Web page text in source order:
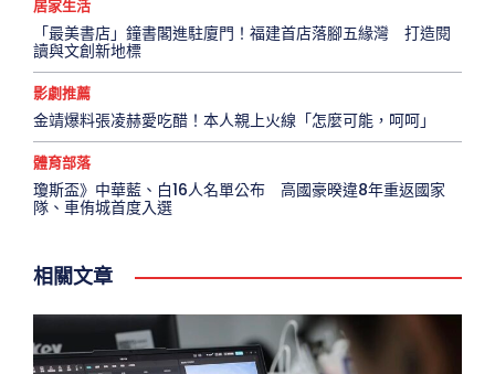
居家生活
「最美書店」鐘書閣進駐廈門！福建首店落腳五緣灣 打造閱
讀與文創新地標
影劇推薦
金靖爆料張凌赫愛吃醋！本人親上火線「怎麼可能，呵呵」
體育部落
瓊斯盃》中華藍、白16人名單公布 高國豪暌違8年重返國家
隊、車侑城首度入選
相關文章